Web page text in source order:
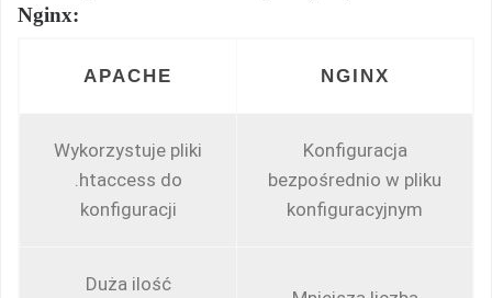
Nginx:
APACHE NGINX
Wykorzystuje pliki
.htaccess do
konfiguracji
Konfiguracja
bezpośrednio w pliku
konfiguracyjnym
Duża ilość